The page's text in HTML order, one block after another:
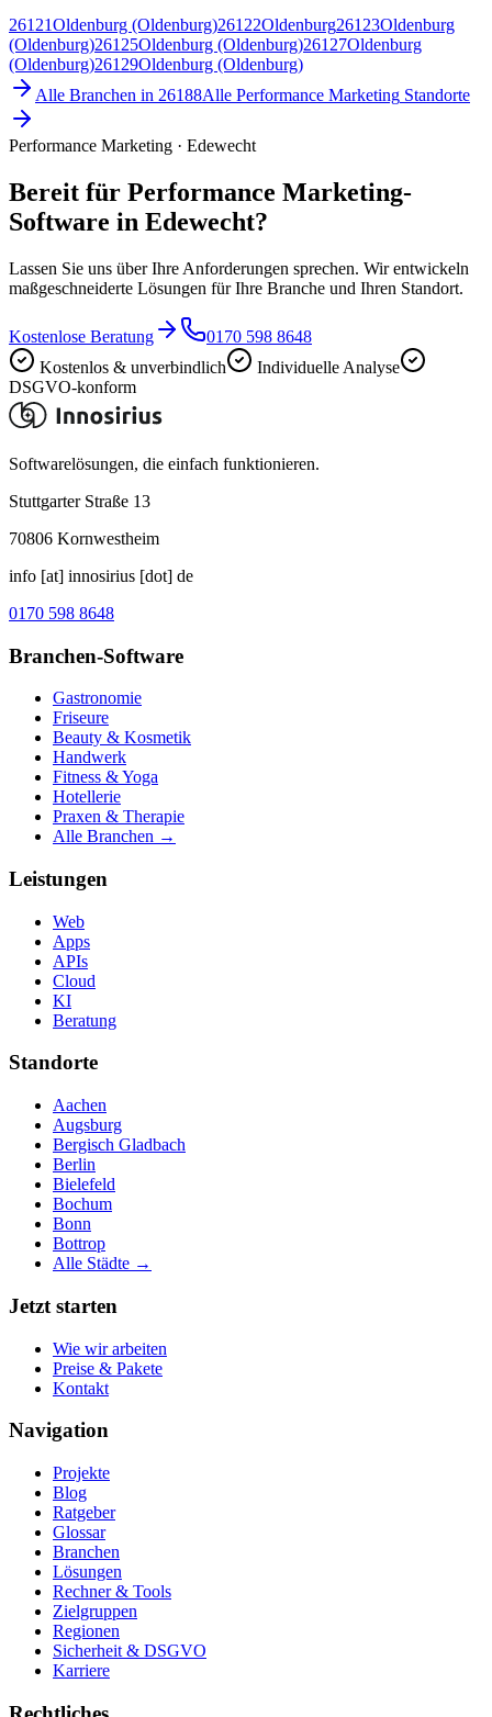
26121Oldenburg (Oldenburg)26122Oldenburg26123Oldenburg
(Oldenburg)26125Oldenburg (Oldenburg)26127Oldenburg
(Oldenburg)26129Oldenburg (Oldenburg)
Alle Branchen in 26188Alle Performance Marketing Standorte
Performance Marketing · Edewecht
Bereit für Performance Marketing-
Software in Edewecht?
Lassen Sie uns über Ihre Anforderungen sprechen. Wir entwickeln
maßgeschneiderte Lösungen für Ihre Branche und Ihren Standort.
Kostenlose Beratung
0170 598 8648
Kostenlos & unverbindlich
Individuelle Analyse
DSGVO-konform
Softwarelösungen, die einfach funktionieren.
Stuttgarter Straße 13
70806 Kornwestheim
info [at] innosirius [dot] de
0170 598 8648
Branchen-Software
Gastronomie
Friseure
Beauty & Kosmetik
Handwerk
Fitness & Yoga
Hotellerie
Praxen & Therapie
Alle Branchen →
Leistungen
Web
Apps
APIs
Cloud
KI
Beratung
Standorte
Aachen
Augsburg
Bergisch Gladbach
Berlin
Bielefeld
Bochum
Bonn
Bottrop
Alle Städte →
Jetzt starten
Wie wir arbeiten
Preise & Pakete
Kontakt
Navigation
Projekte
Blog
Ratgeber
Glossar
Branchen
Lösungen
Rechner & Tools
Zielgruppen
Regionen
Sicherheit & DSGVO
Karriere